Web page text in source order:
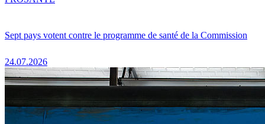
Sept pays votent contre le programme de santé de la Commission
24.07.2026